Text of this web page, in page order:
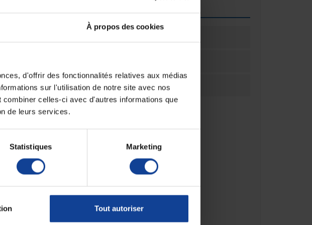
À propos des cookies
d'offrir des fonctionnalités relatives aux médias
sur l'utilisation de notre site avec nos
celles-ci avec d'autres informations que
de leurs services.
Statistiques Marketing
Tout autoriser
Unité de consommation
nombre
carton.